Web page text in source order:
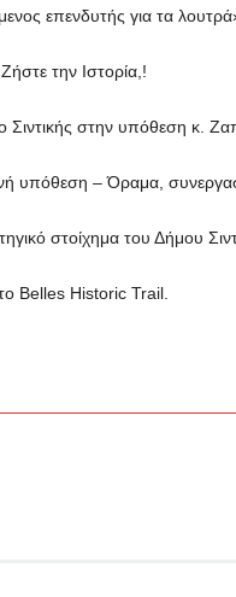
επενδυτής για τα
την Ιστορία,!
στην υπόθεση κ.
– Όραμα,
στοίχημα του Δήμου
Historic Trail.